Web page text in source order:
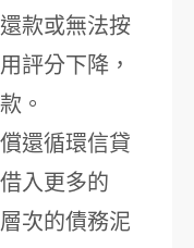
款或無法按
評分下降，
。
還循環信貸
入更多的
次的債務泥